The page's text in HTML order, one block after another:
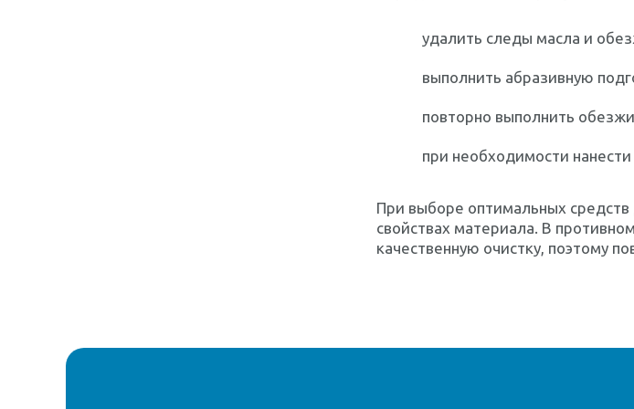
удалить следы масла и
выполнить абразивную
повторно выполнить
при необходимости
При выборе оптимальных средств
свойствах материала. В
качественную очистку, поэтому